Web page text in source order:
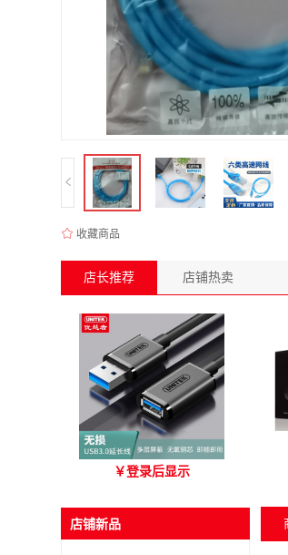
收藏商品
店长推荐 店铺热卖
优越者Y-C479国标无氧铜
￥登录后显示
店铺新品